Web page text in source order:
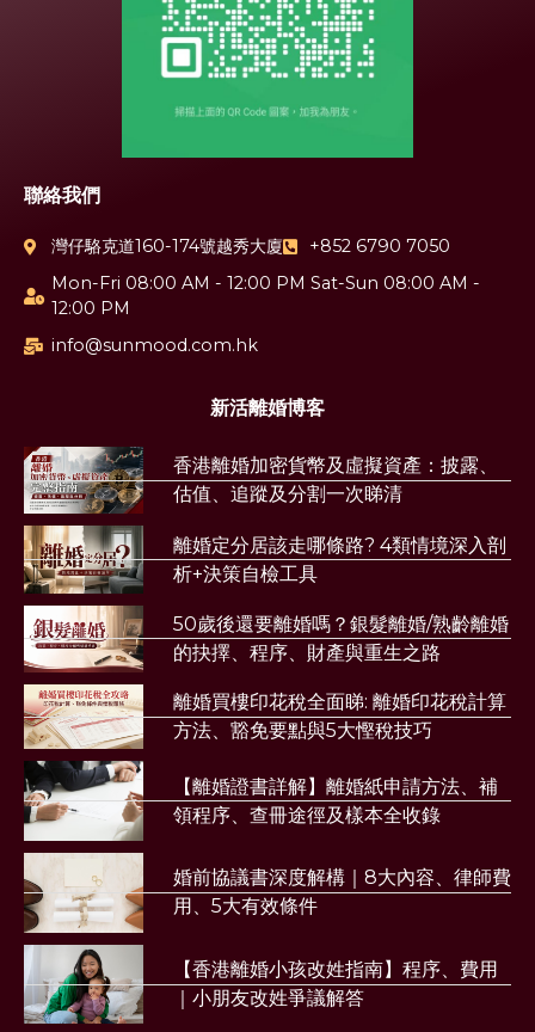
聯絡我們
灣仔駱克道160-174號越秀大廈
+852 6790 7050
Mon-Fri 08:00 AM - 12:00 PM Sat-Sun 08:00 AM -
12:00 PM
info@sunmood.com.hk
新活離婚博客
香港離婚加密貨幣及虛擬資產：披露、
估值、追蹤及分割一次睇清
離婚定分居該走哪條路? 4類情境深入剖
析+決策自檢工具
50歲後還要離婚嗎？銀髮離婚/熟齡離婚
的抉擇、程序、財產與重生之路
離婚買樓印花稅全面睇: 離婚印花稅計算
方法、豁免要點與5大慳稅技巧
【離婚證書詳解】離婚紙申請方法、補
領程序、查冊途徑及樣本全收錄
婚前協議書深度解構｜8大內容、律師費
用、5大有效條件
【香港離婚小孩改姓指南】程序、費用
｜小朋友改姓爭議解答